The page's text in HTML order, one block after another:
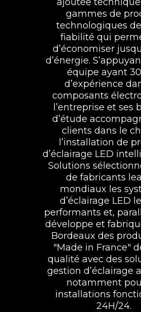
gammes de
technologiques
fiabilité qui
d’économiser
d’énergie.
équipe ayant
d’expérience
composants
l’entreprise et ses
d’étude
clients dans le
l’installation de
d’éclairage LED
Solutions
de fabricants
mondiaux les
d’éclairage LED
performants et,
développe et
Bordeaux des
"Made in France"
qualité avec des
gestion d’éclairage
notamment
installations
24H/24.